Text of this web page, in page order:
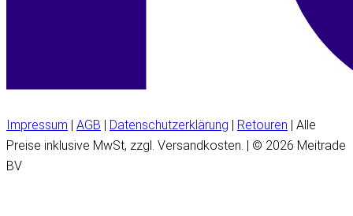
Impressum AGB Datenschutzerklärung Retouren | Alle
Preise inklusive MwSt, zzgl. Versandkosten. | © 2026 Meitrade
BV